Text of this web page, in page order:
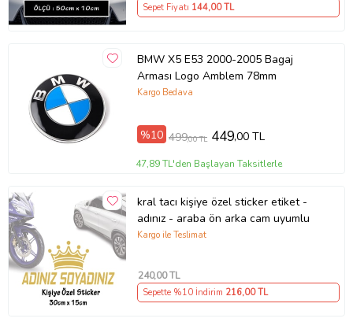
Sepet Fiyatı 144,00 TL
BMW X5 E53 2000-2005 Bagaj
Arması Logo Amblem 78mm
Kargo Bedava
%10 499,00 TL 449,00 TL
47,89 TL'den Başlayan Taksitlerle
kral tacı kişiye özel sticker etiket -
adınız - araba ön arka cam uyumlu
Kargo ile Teslimat
240,00 TL
Sepette %10 İndirim 216,00 TL